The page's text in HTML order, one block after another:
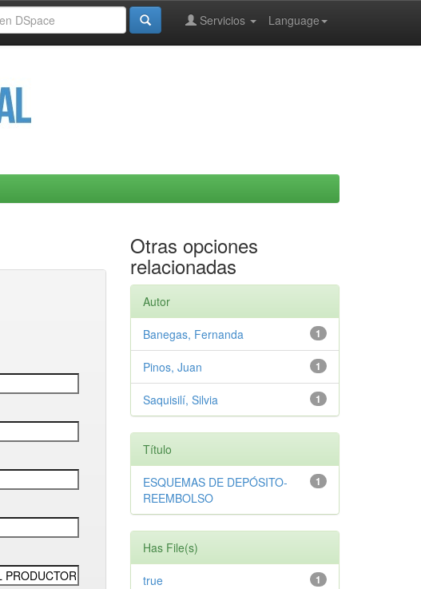
Language
Servicios
Otras opciones
relacionadas
Autor
1
Banegas, Fernanda
1
Pinos, Juan
1
Saquisilí, Silvia
Título
1
ESQUEMAS DE DEPÓSITO-
REEMBOLSO
Has File(s)
1
true